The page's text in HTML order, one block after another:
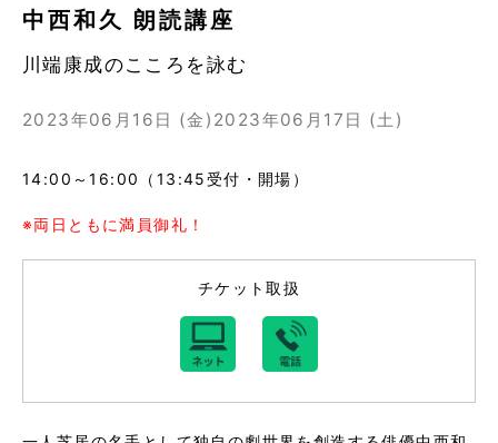
中西和久 朗読講座
川端康成のこころを詠む
2023年06月16日 (金) 2023年06月17日 (土)
14:00～16:00（13:45受付・開場）
※両日ともに満員御礼！
チケット取扱